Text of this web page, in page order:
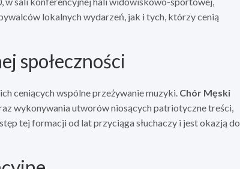
lokalnych wydarzeń, jak i tych, którzy cenią
społeczności
ceniących wspólne przeżywanie muzyki. Chór Męski
wykonywania utworów niosących patriotyczne treści,
tej formacji od lat przyciąga słuchaczy i jest okazją do